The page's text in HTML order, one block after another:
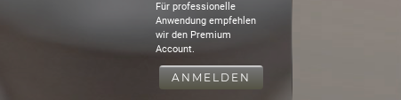
Für professionelle
Anwendung empfehlen
wir den Premium
Account.
ANMELDEN